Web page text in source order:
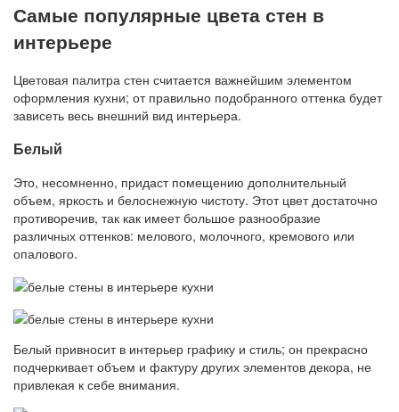
Самые популярные цвета стен в
интерьере
Цветовая палитра стен считается важнейшим элементом
оформления кухни; от правильно подобранного оттенка будет
зависеть весь внешний вид интерьера.
Белый
Это, несомненно, придаст помещению дополнительный
объем, яркость и белоснежную чистоту. Этот цвет достаточно
противоречив, так как имеет большое разнообразие
различных оттенков: мелового, молочного, кремового или
опалового.
Белый привносит в интерьер графику и стиль; он прекрасно
подчеркивает объем и фактуру других элементов декора, не
привлекая к себе внимания.